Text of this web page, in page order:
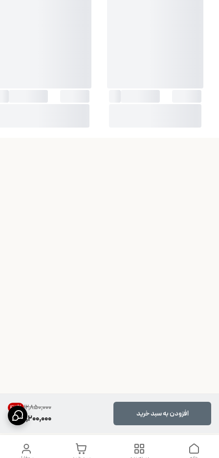
۱۲٬۸۵۰٬۰۰۰ 43%
7,200,000 افزودن به سبد خرید